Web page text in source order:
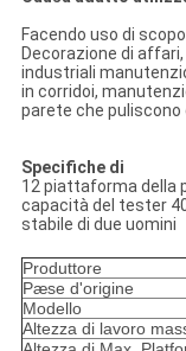
Facendo uso di
Decorazione di
industriali
in corridoi,
parete che puliscono
Specifiche di
12 piattaforma della
capacità del tester
stabile di due uomini
Produttore
Pæse d'origine
Modello
Altezza di lavoro